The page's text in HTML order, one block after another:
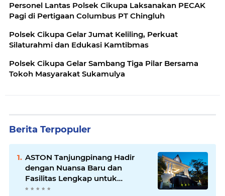
Personel Lantas Polsek Cikupa Laksanakan PECAK
Pagi di Pertigaan Columbus PT Chingluh
Polsek Cikupa Gelar Jumat Keliling, Perkuat
Silaturahmi dan Edukasi Kamtibmas
Polsek Cikupa Gelar Sambang Tiga Pilar Bersama
Tokoh Masyarakat Sukamulya
Berita Terpopuler
ASTON Tanjungpinang Hadir
dengan Nuansa Baru dan
Fasilitas Lengkap untuk
Kenyamanan Tamu